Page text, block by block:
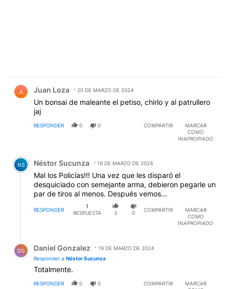
JL Juan Loza 20 DE MARZO DE 2024
Un bonsai de maleante el petiso, chirlo y al patrullero
jaj
RESPONDER 0 0 COMPARTIR
MARCAR
COMO
INAPROPIADO
Comentario de Néstor Sucunza.
NS Néstor Sucunza 19 DE MARZO DE 2024
Mal los Policías!!! Una vez que les disparó el
desquiciado con semejante arma, debieron pegarle un
par de tiros al menos. Después vemos...
RESPONDER
1
RESPUESTA
3 0
COMPARTIR
MARCAR
COMO
INAPROPIADO
DG Daniel Gonzalez
19 DE MARZO DE 2024
Responder a Néstor Sucunza
Totalmente.
RESPONDER 0 0 COMPARTIR
MARCAR